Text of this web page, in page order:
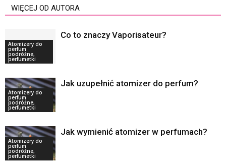
WIĘCEJ OD AUTORA
Atomizery do
perfum
podróżne,
perfumetki
Co to znaczy Vaporisateur?
Atomizery do
perfum
podróżne,
perfumetki
Jak uzupełnić atomizer do perfum?
Atomizery do
perfum
podróżne,
perfumetki
Jak wymienić atomizer w perfumach?